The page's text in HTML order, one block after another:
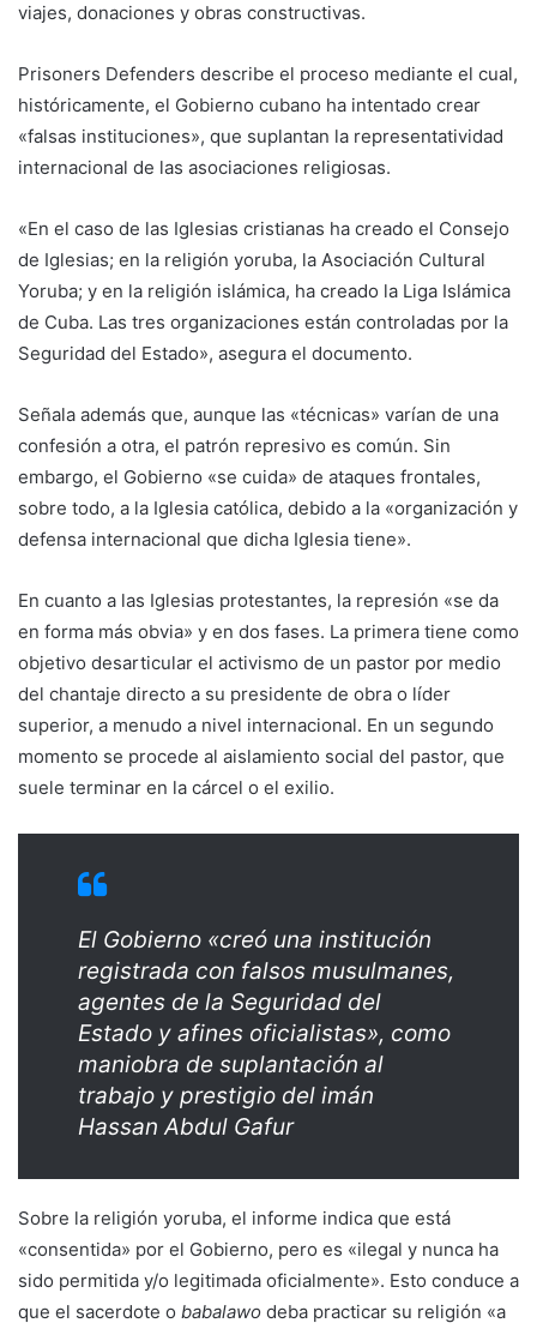
viajes, donaciones y obras constructivas.
Prisoners Defenders describe el proceso mediante el cual,
históricamente, el Gobierno cubano ha intentado crear
«falsas instituciones», que suplantan la representatividad
internacional de las asociaciones religiosas.
«En el caso de las Iglesias cristianas ha creado el Consejo
de Iglesias; en la religión yoruba, la Asociación Cultural
Yoruba; y en la religión islámica, ha creado la Liga Islámica
de Cuba. Las tres organizaciones están controladas por la
Seguridad del Estado», asegura el documento.
Señala además que, aunque las «técnicas» varían de una
confesión a otra, el patrón represivo es común. Sin
embargo, el Gobierno «se cuida» de ataques frontales,
sobre todo, a la Iglesia católica, debido a la «organización y
defensa internacional que dicha Iglesia tiene».
En cuanto a las Iglesias protestantes, la represión «se da
en forma más obvia» y en dos fases. La primera tiene como
objetivo desarticular el activismo de un pastor por medio
del chantaje directo a su presidente de obra o líder
superior, a menudo a nivel internacional. En un segundo
momento se procede al aislamiento social del pastor, que
suele terminar en la cárcel o el exilio.
El Gobierno «creó una institución
registrada con falsos musulmanes,
agentes de la Seguridad del
Estado y afines oficialistas», como
maniobra de suplantación al
trabajo y prestigio del imán
Hassan Abdul Gafur
Sobre la religión yoruba, el informe indica que está
«consentida» por el Gobierno, pero es «ilegal y nunca ha
sido permitida y/o legitimada oficialmente». Esto conduce a
que el sacerdote o babalawo deba practicar su religión «a